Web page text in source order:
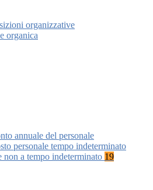
organizzative
organica
annuale del personale
personale tempo indeterminato
non a tempo indeterminato 19